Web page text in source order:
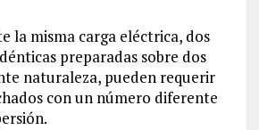
la misma carga eléctrica, dos
preparadas sobre dos
naturaleza, pueden requerir
con un número diferente